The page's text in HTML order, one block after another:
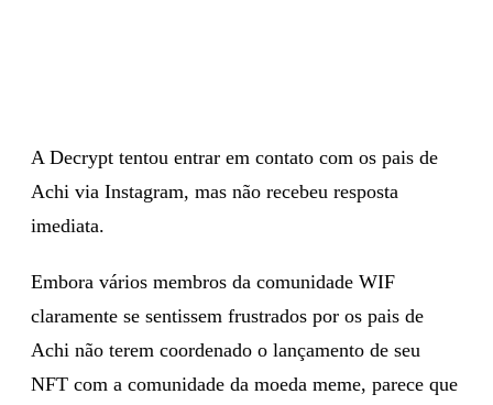
A Decrypt tentou entrar em contato com os pais de
Achi via Instagram, mas não recebeu resposta
imediata.
Embora vários membros da comunidade WIF
claramente se sentissem frustrados por os pais de
Achi não terem coordenado o lançamento de seu
NFT com a comunidade da moeda meme, parece que